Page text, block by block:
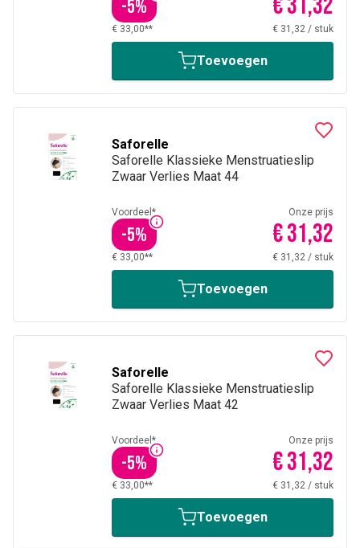
-5%
€ 33,00** € 31,32 / stuk
Toevoegen
Saforelle
Saforelle Klassieke Menstruatieslip
Zwaar Verlies Maat 44
Voordeel*
-5%
Onze prijs
€ 31,32
€ 33,00** € 31,32 / stuk
Toevoegen
Saforelle
Saforelle Klassieke Menstruatieslip
Zwaar Verlies Maat 42
Voordeel*
-5%
Onze prijs
€ 31,32
€ 33,00** € 31,32 / stuk
Toevoegen